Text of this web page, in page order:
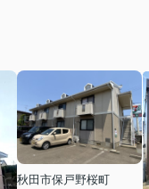
秋田市保戸野桜町